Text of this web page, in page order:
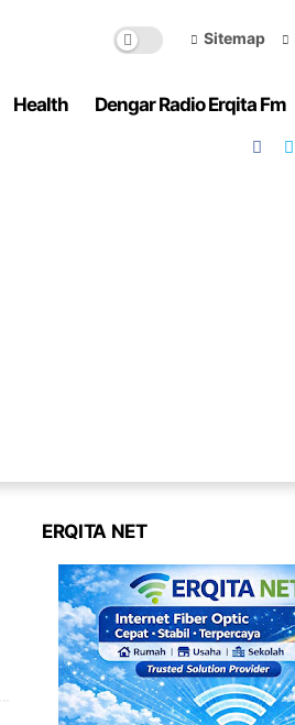
Sitemap
Health Dengar Radio Erqita Fm
ERQITA NET